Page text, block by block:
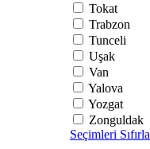
Tokat
Trabzon
Tunceli
Uşak
Van
Yalova
Yozgat
Zonguldak
Seçimleri Sıfırla